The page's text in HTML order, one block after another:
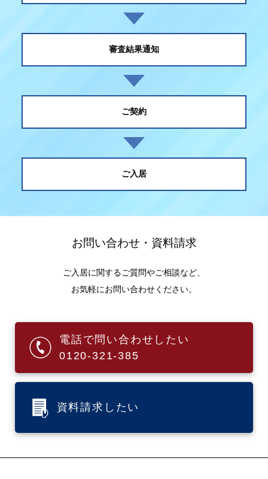
審査結果通知
ご契約
ご入居
お問い合わせ・資料請求
ご入居に関するご質問やご相談など、
お気軽にお問い合わせください。
電話で問い合わせしたい
0120-321-385
資料請求したい